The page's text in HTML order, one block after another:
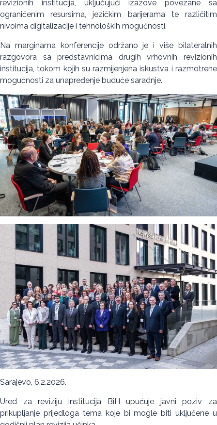
revizionih institucija, uključujući izazove povezane sa
ograničenim resursima, jezičkim barijerama te različitim
nivoima digitalizacije i tehnoloških mogućnosti.
Na marginama konferencije održano je i više bilateralnih
razgovora sa predstavnicima drugih vrhovnih revizionih
institucija, tokom kojih su razmijenjena iskustva i razmotrene
mogućnosti za unapređenje buduće saradnje.
Sarajevo, 6.2.2026.
Ured za reviziju institucija BiH upućuje javni poziv za
prikupljanje prijedloga tema koje bi mogle biti uključene u